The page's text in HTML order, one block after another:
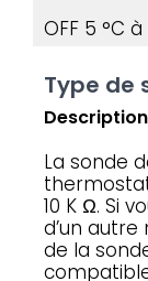
OFF 5 °C à
Type de
Description
La sonde
10 K Ω. Si
d’un
de la